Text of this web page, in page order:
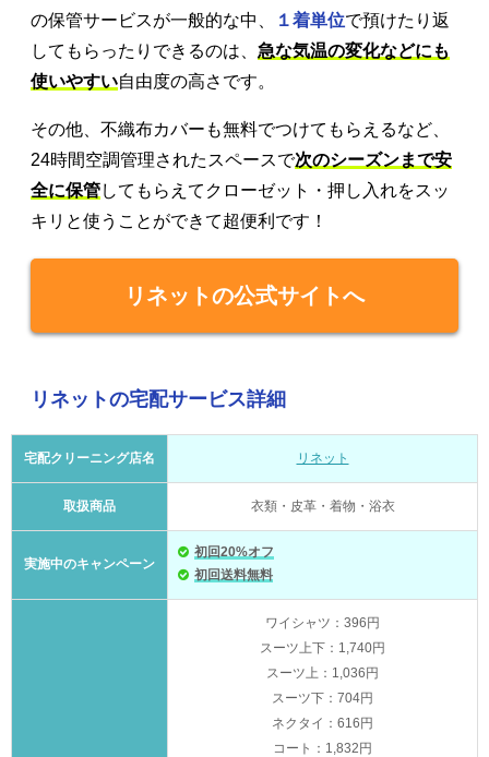
の保管サービスが一般的な中、
１着単位で預けたり返
してもらったりできるのは、 急な気温の変化などにも
使いやすい自由度の高さです。
その他、不織布カバーも無料でつけてもらえるなど、
24時間空調管理されたスペースで次のシーズンまで安
全に保管してもらえてクローゼット・押し入れをスッ
キリと使うことができて超便利です！
リネットの公式サイトへ
リネットの宅配サービス詳細
宅配クリーニング店名 リネット
取扱商品 衣類・皮革・着物・浴衣
実施中のキャンペーン
初回20%オフ
初回送料無料
ワイシャツ：396円
スーツ上下：1,740円
スーツ上：1,036円
スーツ下：704円
ネクタイ：616円
コート：1,832円